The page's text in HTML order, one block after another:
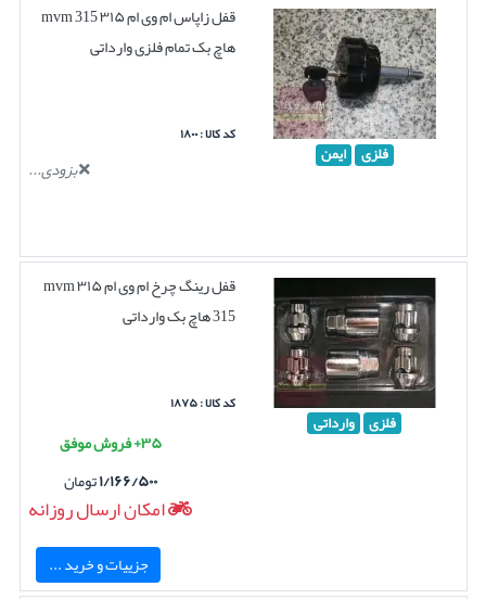
فلزی ایمن
قفل زاپاس ام وی ام ۳۱۵ mvm 315
هاچ بک تمام فلزی وارداتی
کد کالا : ۱۸۰۰
بزودی...
فلزی وارداتی
قفل رینگ چرخ ام وی ام ۳۱۵ mvm
315 هاچ بک وارداتی
کد کالا : ۱۸۷۵
۳۵+ فروش موفق
۱/۱۶۶/۵۰۰تومان
امکان ارسال روزانه
جزییات و خرید ...